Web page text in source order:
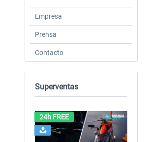
Empresa
Prensa
Contacto
Superventas
24h FREE